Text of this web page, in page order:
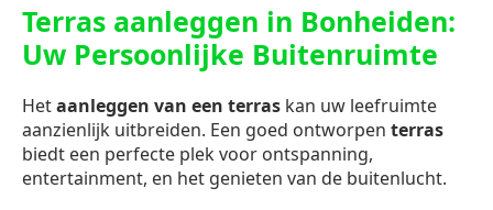
Terras aanleggen in Bonheiden:
Uw Persoonlijke Buitenruimte
Hetaanleggen van een terras kan uw leefruimte
aanzienlijk uitbreiden. Een goed ontworpen terras
biedt een perfecte plek voor ontspanning,
entertainment, en het genieten van de buitenlucht.